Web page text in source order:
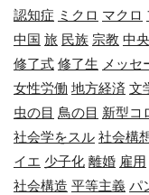
認知症 ミクロ マクロ
中国 旅 民族 宗教 中
修了式 修了生 メッセ
女性労働 地方経済 文
虫の目 鳥の目 新型コ
社会学をスル 社会構
イエ 少子化 離婚 雇用
社会構造 平等主義 パ